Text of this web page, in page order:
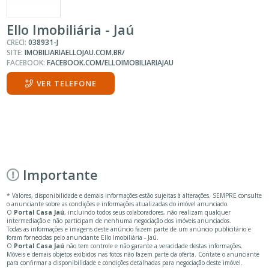
Ello Imobiliária - Jaú
CRECI:038931-J
SITE:IMOBILIARIAELLOJAU.COM.BR/
FACEBOOK:FACEBOOK.COM/ELLOIMOBILIARIAJAU
VER TELEFONE
Importante
* Valores, disponibilidade e demais informações estão sujeitas à alterações. SEMPRE consulte
o anunciante sobre as condições e informações atualizadas do imóvel anunciado.
O Portal Casa Jaú, incluindo todos seus colaboradores, não realizam qualquer
intermediação e não participam de nenhuma negociação dos imóveis anunciados.
Todas as informações e imagens deste anúncio fazem parte de um anúncio publicitário e
foram fornecidas pelo anunciante Ello Imobiliária - Jaú.
O Portal Casa Jaú não tem controle e não garante a veracidade destas informações.
Móveis e demais objetos exibidos nas fotos não fazem parte da oferta. Contate o anunciante
para confirmar a disponibilidade e condições detalhadas para negociação deste imóvel.